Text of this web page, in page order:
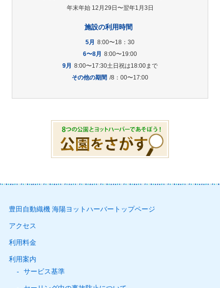
年末年始 12月29日〜翌年1月3日
施設の利用時間
5月 8:00〜18：30
6〜8月 8:00〜19:00
9月 8:00〜17:30土日祝は18:00まで
その他の期間 /8：00〜17:00
豊田自動織機 海陽ヨットハーバートップページ
アクセス
利用料金
利用案内
サービス基準